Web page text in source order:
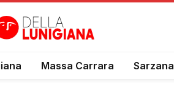
Massa Carrara Sarzana